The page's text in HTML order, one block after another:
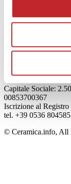
О нас
Cookie Policy
Credits
Viale Monte Santo,
Capitale Sociale:
00853700367
Iscrizione al
tel. +39 0536
© Ceramica.info, All